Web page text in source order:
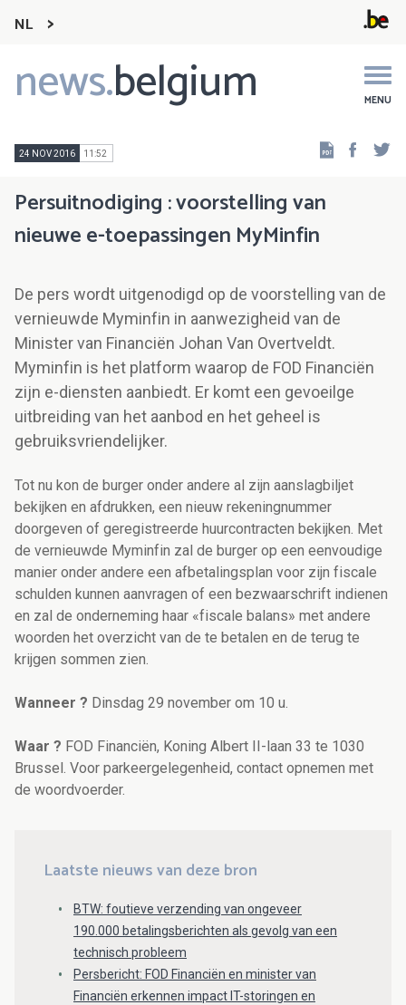
NL
news.belgium MENU
Main
navigation
24 NOV 2016 11:52
Persuitnodiging : voorstelling van
nieuwe e-toepassingen MyMinfin
De pers wordt uitgenodigd op de voorstelling van de
vernieuwde Myminfin in aanwezigheid van de
Minister van Financiën Johan Van Overtveldt.
Myminfin is het platform waarop de FOD Financiën
zijn e-diensten aanbiedt. Er komt een gevoeilge
uitbreiding van het aanbod en het geheel is
gebruiksvriendelijker.
Tot nu kon de burger onder andere al zijn aanslagbiljet
bekijken en afdrukken, een nieuw rekeningnummer
doorgeven of geregistreerde huurcontracten bekijken. Met
de vernieuwde Myminfin zal de burger op een eenvoudige
manier onder andere een afbetalingsplan voor zijn fiscale
schulden kunnen aanvragen of een bezwaarschrift indienen
en zal de onderneming haar «fiscale balans» met andere
woorden het overzicht van de te betalen en de terug te
krijgen sommen zien.
Wanneer ? Dinsdag 29 november om 10 u.
Waar ? FOD Financiën, Koning Albert II-laan 33 te 1030
Brussel. Voor parkeergelegenheid, contact opnemen met
de woordvoerder.
Laatste nieuws van deze bron
BTW: foutieve verzending van ongeveer
190.000 betalingsberichten als gevolg van een
technisch probleem
Persbericht: FOD Financiën en minister van
Financiën erkennen impact IT-storingen en